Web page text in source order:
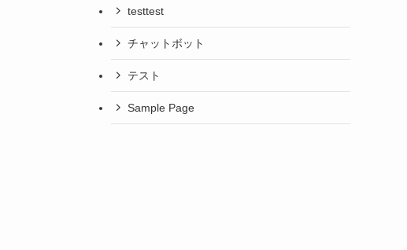
testtest
チャットボット
テスト
Sample Page